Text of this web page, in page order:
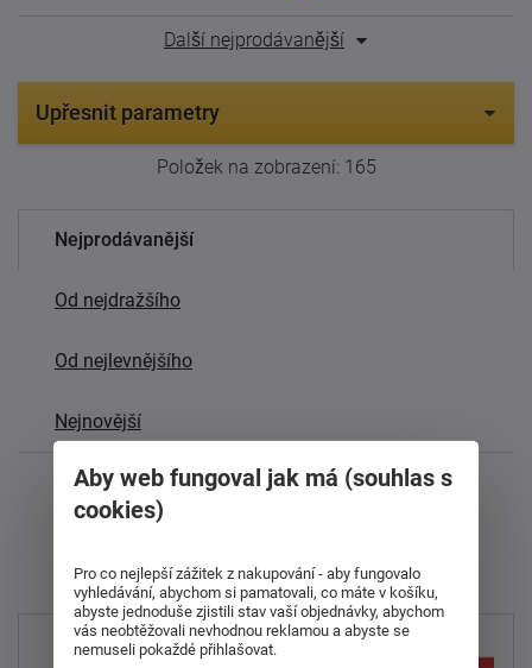
Další nejprodávanější
Upřesnit parametry
Položek na zobrazení: 165
Nejprodávanější
Od nejdražšího
Od nejlevnějšího
Nejnovější
Zobrazuji 1 - 54 z 165
Aby web fungoval jak má (souhlas s
cookies)
Pro co nejlepší zážitek z nakupování - aby fungovalo
vyhledávání, abychom si pamatovali, co máte v košíku,
abyste jednoduše zjistili stav vaší objednávky, abychom
vás neobtěžovali nevhodnou reklamou a abyste se
nemuseli pokaždé přihlašovat.